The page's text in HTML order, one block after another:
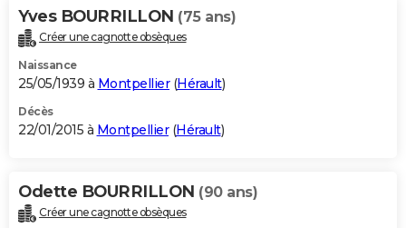
Yves BOURRILLON (75 ans)
Créer une cagnotte obsèques
Naissance
25/05/1939 à Montpellier(Hérault)
Décès
22/01/2015 à Montpellier(Hérault)
Odette BOURRILLON (90 ans)
Créer une cagnotte obsèques